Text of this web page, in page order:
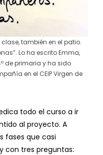
también en el patio.
Lo ha escrito Emma,
de primaria y ha sido
en el CEIP Virgen de
todo el curso a ir
al proyecto. A
fases que casi
con tres preguntas: